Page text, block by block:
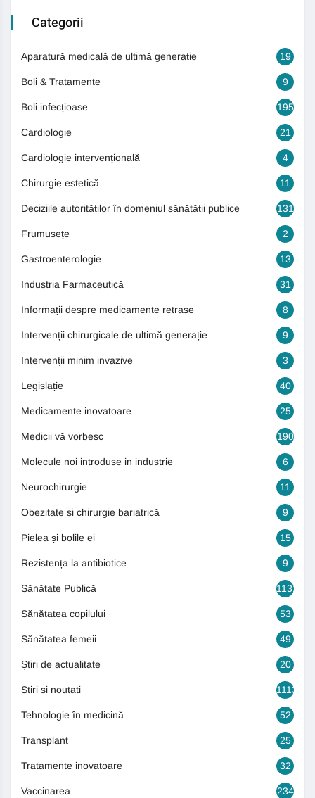
Categorii
Aparatură medicală de ultimă generație 19
Boli & Tratamente 9
Boli infecțioase 195
Cardiologie 21
Cardiologie intervențională 4
Chirurgie estetică 11
Deciziile autorităților în domeniul sănătății publice 131
Frumusețe 2
Gastroenterologie 13
Industria Farmaceutică 31
Informații despre medicamente retrase 8
Intervenții chirurgicale de ultimă generație 9
Intervenții minim invazive 3
Legislație 40
Medicamente inovatoare 25
Medicii vă vorbesc 190
Molecule noi introduse in industrie 6
Neurochirurgie 11
Obezitate si chirurgie bariatrică 9
Pielea și bolile ei 15
Rezistența la antibiotice 9
Sănătate Publică 1131
Sănătatea copilului 53
Sănătatea femeii 49
Știri de actualitate 20
Stiri si noutati 1113
Tehnologie în medicină 52
Transplant 25
Tratamente inovatoare 32
Vaccinarea 234